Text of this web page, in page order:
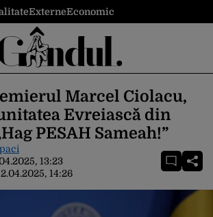
ExterneEconomic
Marcel Ciolacu,
Evreiască din
PESAH Sameah!”
13:23
14:26